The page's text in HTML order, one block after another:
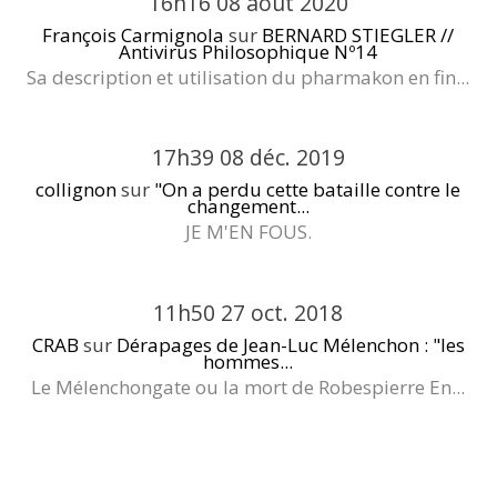
François Carmignola sur BERNARD STIEGLER //
Antivirus Philosophique Nº14
Sa description et utilisation du pharmakon en fin...
17h39 08 déc. 2019
collignonsur "On a perdu cette bataille contre le
changement...
JE M'EN FOUS.
11h50 27 oct. 2018
CRAB sur Dérapages de Jean-Luc Mélenchon : "les
hommes...
Le Mélenchongate ou la mort de Robespierre En...